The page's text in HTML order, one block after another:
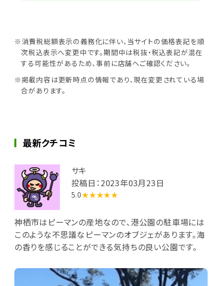
※消費税総額表示の義務化に伴い、当サイトの価格表記を順
次税込表示へ変更中です。期間中は税抜・税込表記が混在
する可能性があるため、事前に店舗へご確認ください。
※掲載内容は更新時点の情報であり、現在変更されている場
合があります。
最新クチコミ
サキ
投稿日：2023年03月23日
5.0★★★★★
神栖市はピーマンの産地なので、港公園の駐車場には
このような不思議なピーマンのオブジェがあります。海
の香りを感じることができる気持ちの良い公園です。